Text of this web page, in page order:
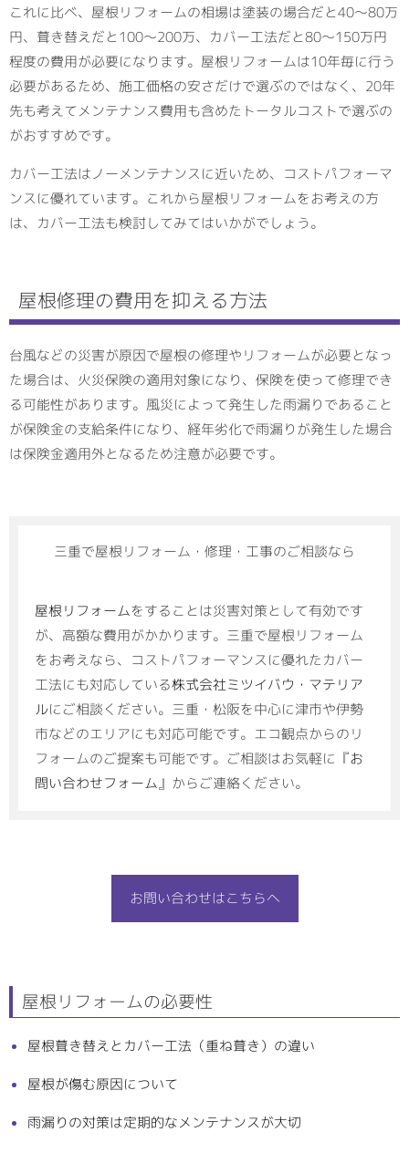
これに比べ、屋根リフォームの相場は塗装の場合だと40～80万
円、葺き替えだと100～200万、カバー工法だと80～150万円
程度の費用が必要になります。屋根リフォームは10年毎に行う
必要があるため、施工価格の安さだけで選ぶのではなく、20年
先も考えてメンテナンス費用も含めたトータルコストで選ぶの
がおすすめです。
カバー工法はノーメンテナンスに近いため、コストパフォーマ
ンスに優れています。これから屋根リフォームをお考えの方
は、カバー工法も検討してみてはいかがでしょう。
屋根修理の費用を抑える方法
台風などの災害が原因で屋根の修理やリフォームが必要となっ
た場合は、火災保険の適用対象になり、保険を使って修理でき
る可能性があります。風災によって発生した雨漏りであること
が保険金の支給条件になり、経年劣化で雨漏りが発生した場合
は保険金適用外となるため注意が必要です。
三重で屋根リフォーム・修理・工事のご相談なら
屋根リフォームをすることは災害対策として有効です
が、高額な費用がかかります。三重で屋根リフォーム
をお考えなら、コストパフォーマンスに優れたカバー
工法にも対応している株式会社ミツイバウ・マテリア
ルにご相談ください。三重・松阪を中心に津市や伊勢
市などのエリアにも対応可能です。エコ観点からのリ
フォームのご提案も可能です。ご相談はお気軽に『お
問い合わせフォーム』からご連絡ください。
お問い合わせはこちらへ
屋根リフォームの必要性
屋根葺き替えとカバー工法（重ね葺き）の違い
屋根が傷む原因について
雨漏りの対策は定期的なメンテナンスが大切